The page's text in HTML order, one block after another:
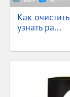
Как
узнать ра...